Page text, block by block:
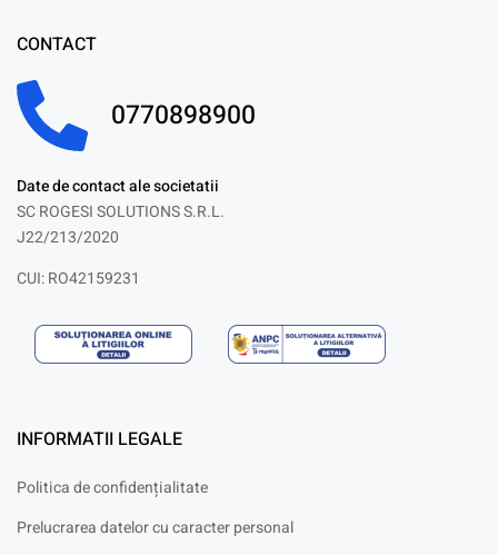
CONTACT
0770898900
Date de contact ale societatii
SC ROGESI SOLUTIONS S.R.L.
J22/213/2020
CUI: RO42159231
INFORMATII LEGALE
Politica de confidențialitate
Prelucrarea datelor cu caracter personal